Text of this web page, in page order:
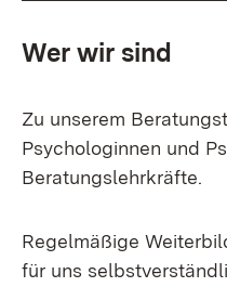
Wer wir sind
Zu unserem
Psychologinnen und
Beratungslehrkräfte.
Regelmäßige
für uns